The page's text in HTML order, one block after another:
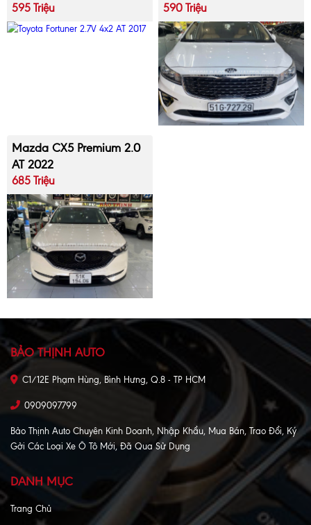
595 Triệu 590 Triệu
Mazda CX5 Premium 2.0
AT 2022
685 Triệu
BẢO THỊNH AUTO
C1/12E Phạm Hùng, Bình Hưng, Q.8 - TP HCM
0909097799
Bảo Thịnh Auto Chuyên Kinh Doanh, Nhập Khẩu, Mua Bán, Trao Đổi, Ký
Gởi Các Loại Xe Ô Tô Mới, Đã Qua Sử Dụng
DANH MỤC
Trang Chủ